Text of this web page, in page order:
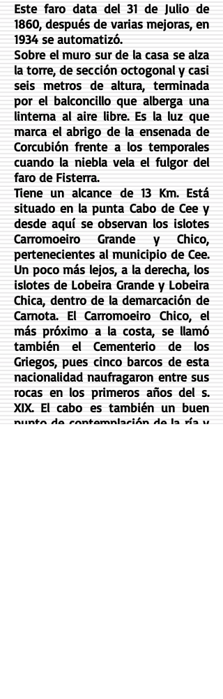
Este faro data del 31 de Julio de
1860, después de varias mejoras, en
1934 se automatizó.
Sobre el muro sur de la casa se alza
la torre, de sección octogonal y casi
seis metros de altura, terminada
por el balconcillo que alberga una
linterna al aire libre. Es la luz que
marca el abrigo de la ensenada de
Corcubión frente a los temporales
cuando la niebla vela el fulgor del
faro de Fisterra.
Tiene un alcance de 13 Km. Está
situado en la punta Cabo de Cee y
desde aquí se observan los islotes
Carromoeiro Grande y Chico,
pertenecientes al municipio de Cee.
Un poco más lejos, a la derecha, los
islotes de Lobeira Grande y Lobeira
Chica, dentro de la demarcación de
Carnota. El Carromoeiro Chico, el
más próximo a la costa, se llamó
también el Cementerio de los
Griegos, pues cinco barcos de esta
nacionalidad naufragaron entre sus
rocas en los primeros años del s.
XIX. El cabo es también un buen
punto de contemplación de la ría y